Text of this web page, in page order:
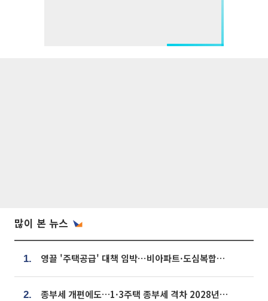
많이 본 뉴스
1. 영끌 '주택공급' 대책 임박⋯비아파트·도심복합까지 총동원
2. 종부세 개편에도…1·3주택 종부세 격차 2028년부터 확대